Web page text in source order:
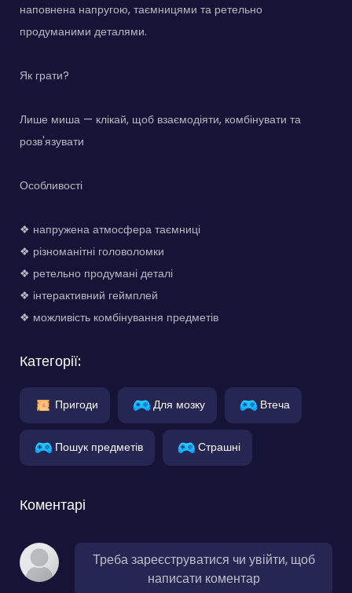
наповнена напругою, таємницями та ретельно
продуманими деталями.
Як грати?
Лише миша — клікай, щоб взаємодіяти, комбінувати та
розв'язувати
Особливості
❖ напружена атмосфера таємниці
❖ різноманітні головоломки
❖ ретельно продумані деталі
❖ інтерактивний геймплей
❖ можливість комбінування предметів
Категорії:
Пригоди Для мозку Втеча
Пошук предметів Страшні
Коментарі
Треба зареєструватися чи увійти, щоб
написати коментар